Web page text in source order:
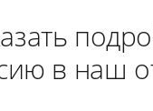
в наш